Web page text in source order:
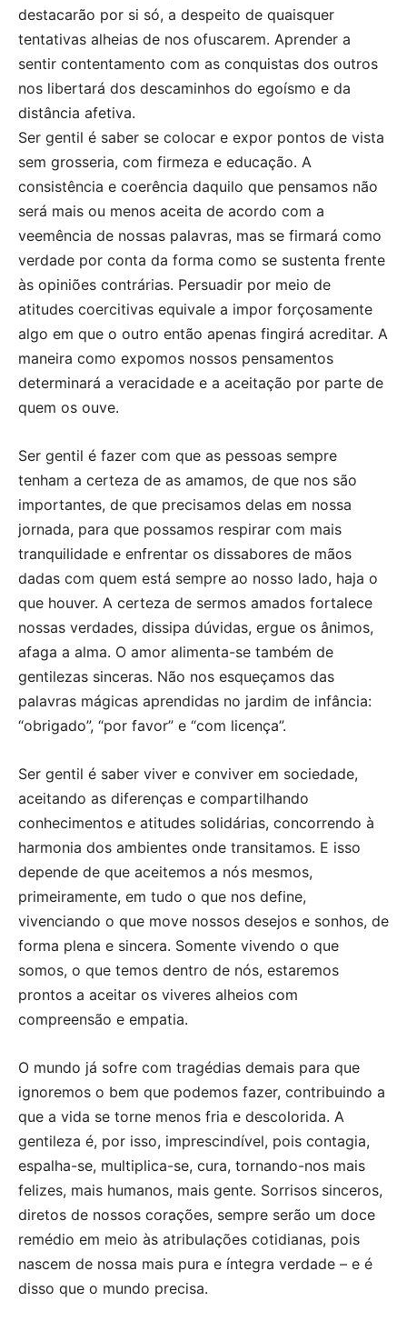
destacarão por si só, a despeito de quaisquer
tentativas alheias de nos ofuscarem. Aprender a
sentir contentamento com as conquistas dos outros
nos libertará dos descaminhos do egoísmo e da
distância afetiva.
Ser gentil é saber se colocar e expor pontos de vista
sem grosseria, com firmeza e educação. A
consistência e coerência daquilo que pensamos não
será mais ou menos aceita de acordo com a
veemência de nossas palavras, mas se firmará como
verdade por conta da forma como se sustenta frente
às opiniões contrárias. Persuadir por meio de
atitudes coercitivas equivale a impor forçosamente
algo em que o outro então apenas fingirá acreditar. A
maneira como expomos nossos pensamentos
determinará a veracidade e a aceitação por parte de
quem os ouve.
Ser gentil é fazer com que as pessoas sempre
tenham a certeza de as amamos, de que nos são
importantes, de que precisamos delas em nossa
jornada, para que possamos respirar com mais
tranquilidade e enfrentar os dissabores de mãos
dadas com quem está sempre ao nosso lado, haja o
que houver. A certeza de sermos amados fortalece
nossas verdades, dissipa dúvidas, ergue os ânimos,
afaga a alma. O amor alimenta-se também de
gentilezas sinceras. Não nos esqueçamos das
palavras mágicas aprendidas no jardim de infância:
“obrigado”, “por favor” e “com licença”.
Ser gentil é saber viver e conviver em sociedade,
aceitando as diferenças e compartilhando
conhecimentos e atitudes solidárias, concorrendo à
harmonia dos ambientes onde transitamos. E isso
depende de que aceitemos a nós mesmos,
primeiramente, em tudo o que nos define,
vivenciando o que move nossos desejos e sonhos, de
forma plena e sincera. Somente vivendo o que
somos, o que temos dentro de nós, estaremos
prontos a aceitar os viveres alheios com
compreensão e empatia.
O mundo já sofre com tragédias demais para que
ignoremos o bem que podemos fazer, contribuindo a
que a vida se torne menos fria e descolorida. A
gentileza é, por isso, imprescindível, pois contagia,
espalha-se, multiplica-se, cura, tornando-nos mais
felizes, mais humanos, mais gente. Sorrisos sinceros,
diretos de nossos corações, sempre serão um doce
remédio em meio às atribulações cotidianas, pois
nascem de nossa mais pura e íntegra verdade – e é
disso que o mundo precisa.